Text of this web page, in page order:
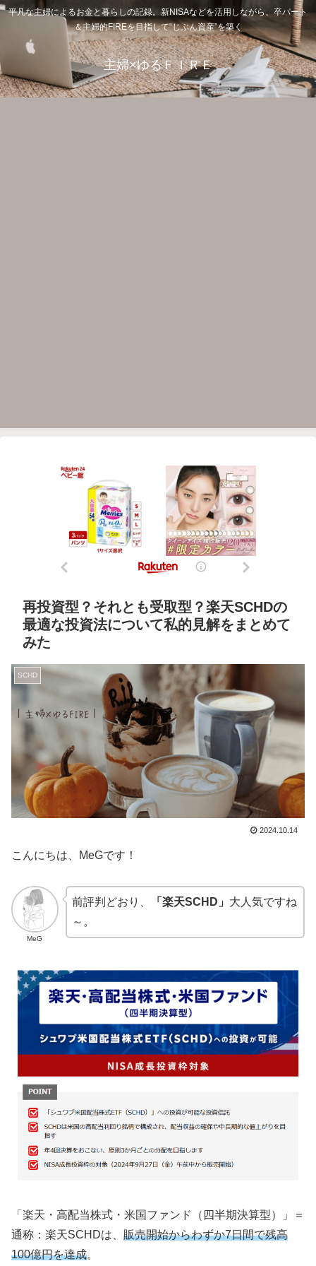
平凡な主婦によるお金と暮らしの記録。新NISAなどを活用しながら、卒パート
＆主婦的FIREを目指して“じぶん資産”を築く
主婦×ゆるＦＩＲＥ
再投資型？それとも受取型？楽天SCHDの
最適な投資法について私的見解をまとめて
みた
SCHD
2024.10.14
こんにちは、MeGです！
MeG
前評判どおり、 「楽天SCHD」 大人気ですね
～。
「楽天・高配当株式・米国ファンド（四半期決算型）」＝
通称：楽天SCHDは、 販売開始からわずか7日間で残高
100億円を達成。